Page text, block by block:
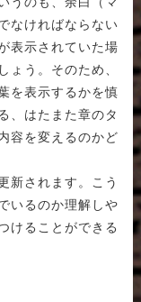
なければならない
表示されていた場
ょう。そのため、
を表示するかを慎
、はたまた章のタ
容を変えるのかど
新されます。こう
いるのか理解しや
けることができる